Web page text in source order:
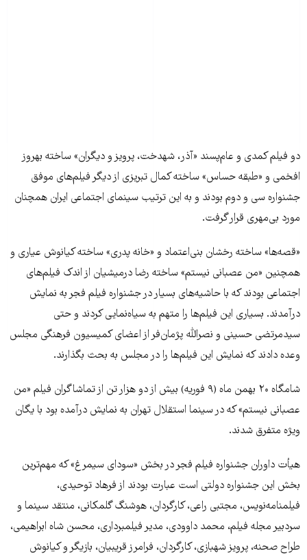
دو فیلم کمدی و عام‌پسند «آذر، شهدخت، پرویز و دیگران» ساخته بهروز
افخمی و «طبقه حساس» ساخته کمال تبریزی از دیگر فیلم‌های موفق
جشنواره سی و دوم بودند و به این ترتیب سینمای اجتماعی ایران همچنان
مورد بی‌مهری قرار گرفت.
«قصه‌ها» ساخته رخشان بنی‌اعتماد و «خانه پدری» ساخته کیانوش عیاری و
همچنین «من عصبانی نیستم» ساخته رضا درمیشیان از اندک فیلم‌های
اجتماعی بودند که با حاشیه‌های بسیار در جشنواره فیلم فجر به نمایش
درآمدند. بسیاری این فیلم‌ها را متهم به سیاه‌نمایی کردند و حتی
سیدمرتضی حسینی و نصرالله پژمان‌فر از اعضای کمیسیون فرهنگی مجلس
وعده دادند که نمایش این فیلم‌ها را در مجلس به بحث بگذارند.
شامگاه ۲۰ بهمن ماه (۹ فوریه) بیش از دو هزار تن از تماشاگران فیلم «من
عصبانی نیستم» که در سینما استقلال تهران به نمایش درآمده بود با یگان
ویژه متفرق شدند.
هیأت داوران جشنواره فیلم فجر در بخش «سودای سیمرغ» که مهم‌ترین
بخش این جشنواره دولتی است عبارت‌ بودند از فرهاد توحیدی،
فیلمنامه‌نویس، مجتبی راعی، کارگردان، هوشنگ گلمکانی، منتقد سینما و
سردبیر مجله فیلم، محمد داوودی، مدیر فیلمبرداری، محسن شاه ابراهیمی،
طراح صحنه، پرویز شهبازی، کارگردان، فرامرز قریبیان، بازیگر و کیانوش